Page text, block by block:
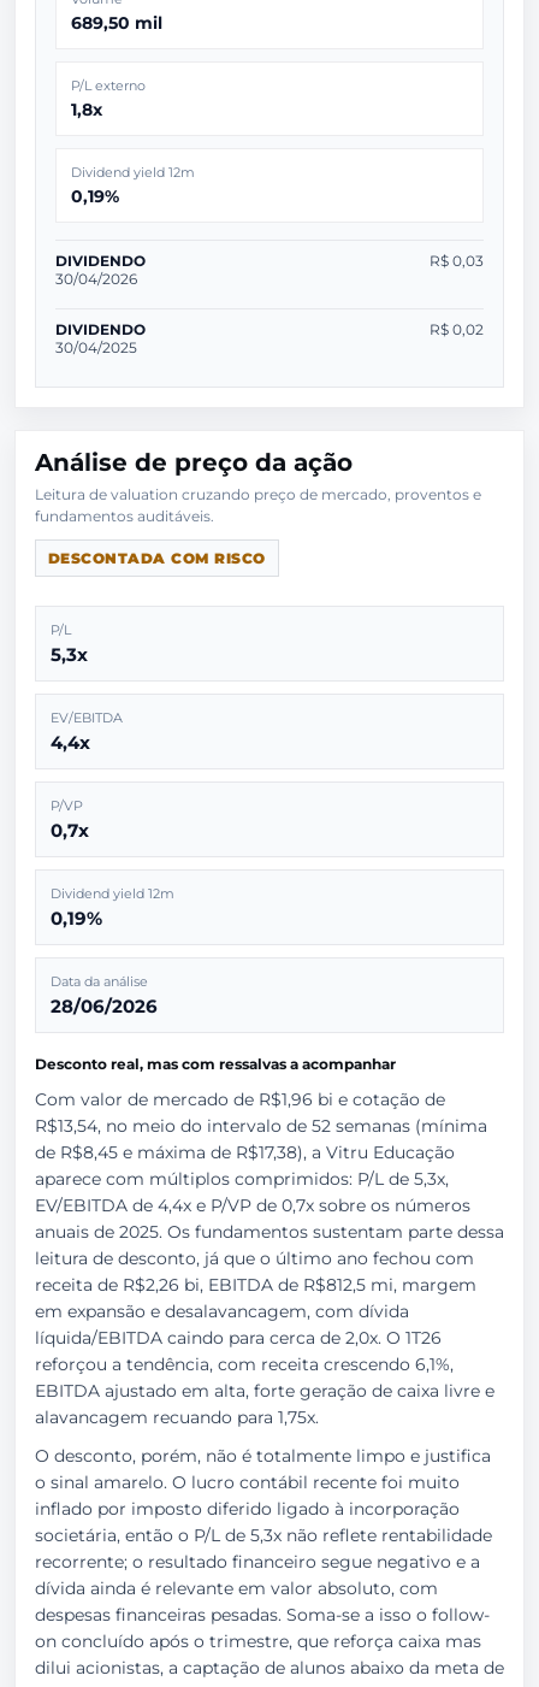
689,50 mil
P/L externo
1,8x
Dividend yield 12m
0,19%
DIVIDENDO
30/04/2026
R$ 0,03
DIVIDENDO
30/04/2025
R$ 0,02
Análise de preço da ação
Leitura de valuation cruzando preço de mercado, proventos e
DESCONTADA COM RISCO
P/L
5,3x
EV/EBITDA
4,4x
P/VP
0,7x
Dividend yield 12m
0,19%
Data da análise
28/06/2026
Desconto real, mas com ressalvas a acompanhar
Com valor de mercado de R$1,96 bi e cotação de
R$13,54, no meio do intervalo de 52 semanas (mínima
de R$8,45 e máxima de R$17,38), a Vitru Educação
aparece com múltiplos comprimidos: P/L de 5,3x,
EV/EBITDA de 4,4x e P/VP de 0,7x sobre os números
anuais de 2025. Os fundamentos sustentam parte dessa
leitura de desconto, já que o último ano fechou com
receita de R$2,26 bi, EBITDA de R$812,5 mi, margem
em expansão e desalavancagem, com dívida
líquida/EBITDA caindo para cerca de 2,0x. O 1T26
reforçou a tendência, com receita crescendo 6,1%,
EBITDA ajustado em alta, forte geração de caixa livre e
alavancagem recuando para 1,75x.
O desconto, porém, não é totalmente limpo e justifica
o sinal amarelo. O lucro contábil recente foi muito
inflado por imposto diferido ligado à incorporação
societária, então o P/L de 5,3x não reflete rentabilidade
recorrente; o resultado financeiro segue negativo e a
dívida ainda é relevante em valor absoluto, com
despesas financeiras pesadas. Soma-se a isso o follow-
on concluído após o trimestre, que reforça caixa mas
dilui acionistas, a captação de alunos abaixo da meta de